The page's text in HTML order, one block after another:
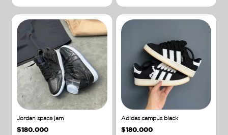
Jordan space jam
$180.000
Adidas campus black
$180.000